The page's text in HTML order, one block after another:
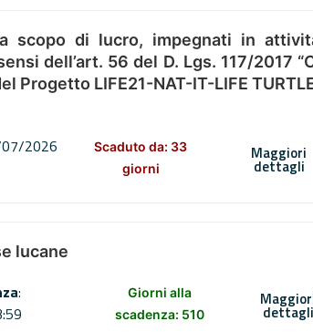
scopo di lucro, impegnati in
dell’art. 56 del D. Lgs. 117/2017
LIFE21-NAT-IT-LIFE
2026
Scaduto da: 33
giorni
Maggiori
dettagli
lucane
:
Giorni alla
scadenza: 510
dettagli